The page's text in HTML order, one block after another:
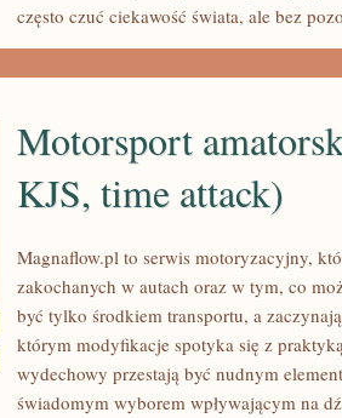
HONGKONG
często czuć ciekawość świata, ale bez
MOTORSPORT
AMATORSKI
Motorsport
KJS, time attack)
Magnaflow.pl to serwis motoryzacyjny,
zakochanych w autach oraz w tym, co
być tylko środkiem transportu, a
którym modyfikacje spotyka się z
wydechowy przestają być nudnym
świadomym wyborem wpływającym na